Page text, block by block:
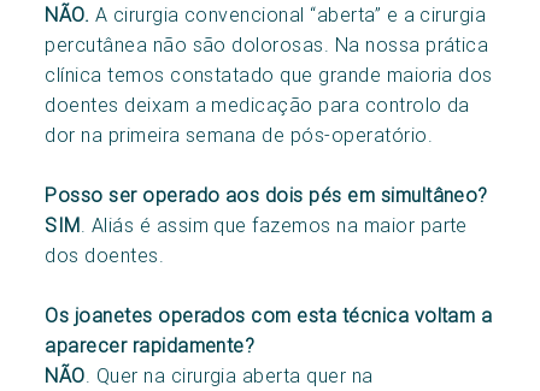
NÃO. A cirurgia convencional “aberta” e a cirurgia
percutânea não são dolorosas. Na nossa prática
clínica temos constatado que grande maioria dos
doentes deixam a medicação para controlo da
dor na primeira semana de pós-operatório.
Posso ser operado aos dois pés em simultâneo?
SIM . Aliás é assim que fazemos na maior parte
dos doentes.
Os joanetes operados com esta técnica voltam a
aparecer rapidamente?
NÃO . Quer na cirurgia aberta quer na